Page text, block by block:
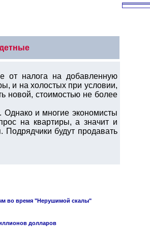
от налога на добавленную
и на холостых при условии,
новой, стоимостью не более
Однако и многие экономисты
на квартиры, а значит и
будут продавать
во время "Нерушимой скалы"
долларов